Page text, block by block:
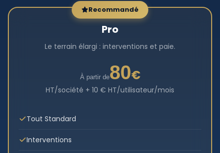
Recommandé
Pro
Le terrain élargi : interventions et paie.
À partir de80€
HT/société + 10 € HT/utilisateur/mois
Tout Standard
Interventions